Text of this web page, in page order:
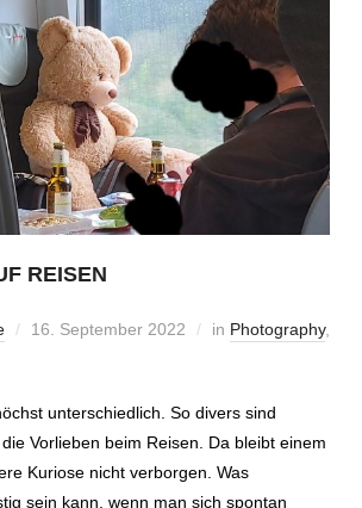
REISEN
16. September 2022 in Photography,
unterschiedlich. So divers sind
Vorlieben beim Reisen. Da bleibt einem
Kuriose nicht verborgen. Was
sein kann, wenn man sich spontan